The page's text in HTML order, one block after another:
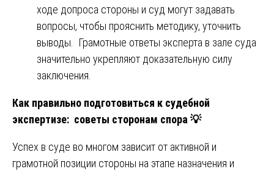
ходе допроса стороны и суд могут задавать
вопросы, чтобы прояснить методику, уточнить
выводы. Грамотные ответы эксперта в зале суда
значительно укрепляют доказательную силу
заключения.
Как правильно подготовиться к судебной
экспертизе: советы сторонам спора 💡
Успех в суде во многом зависит от активной и
грамотной позиции стороны на этапе назначения и